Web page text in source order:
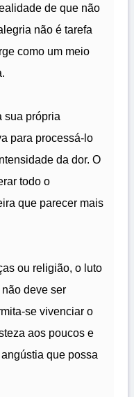
de que não
não é tarefa
como um meio
sua própria
para processá-lo
da dor. O
todo o
que parecer mais
ou religião, o luto
deve ser
se vivenciar o
aos poucos e
que possa